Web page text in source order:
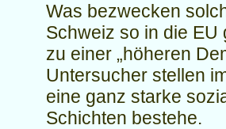
Was bezwecken
Schweiz so in die
zu einer „höheren
Untersucher stellen
eine ganz starke
Schichten bestehe.